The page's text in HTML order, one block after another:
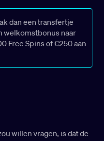
dan een transfertje
welkomstbonus naar
Free Spins of €250 aan
willen vragen, is dat de